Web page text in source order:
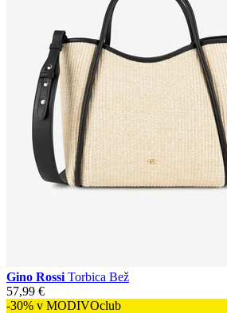
Gino Rossi Torbica Bež
57,99 €
-30% v MODIVOclub